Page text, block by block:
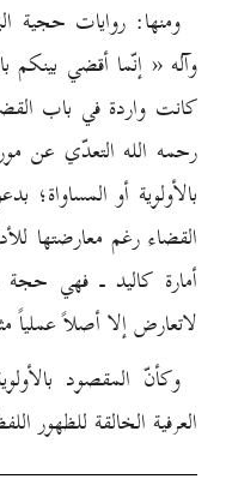
ومنها: روايات حجية
وآله « إنّما أقضي بينكم
كانت واردة في باب
رحمه الله التعدّي عن
بالأولوية أو
القضاء رغم معارضتها
أمارة كاليد ـ فهي
لاتعارض إلا أصلاً عملياً
وكأنّ المقصود
العرفية الخالقة للظهور